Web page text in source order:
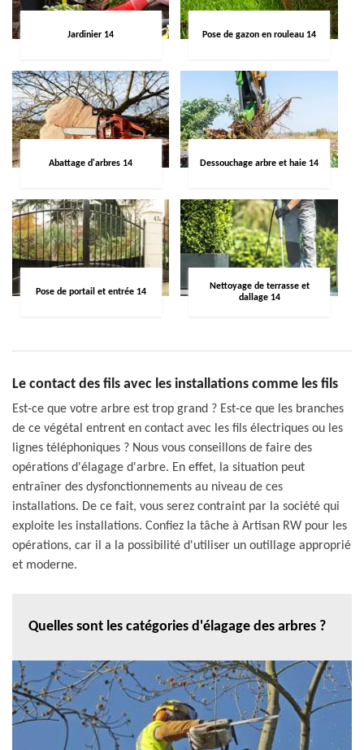
Jardinier 14 Pose de gazon en rouleau 14
Abattage d'arbres 14 Dessouchage arbre et haie 14
Pose de portail et entrée 14
Nettoyage de terrasse et
dallage 14
Le contact des fils avec les installations comme les fils
Est-ce que votre arbre est trop grand ? Est-ce que les branches
de ce végétal entrent en contact avec les fils électriques ou les
lignes téléphoniques ? Nous vous conseillons de faire des
opérations d'élagage d'arbre. En effet, la situation peut
entraîner des dysfonctionnements au niveau de ces
installations. De ce fait, vous serez contraint par la société qui
exploite les installations. Confiez la tâche à Artisan RW pour les
opérations, car il a la possibilité d'utiliser un outillage approprié
et moderne.
Quelles sont les catégories d'élagage des arbres ?